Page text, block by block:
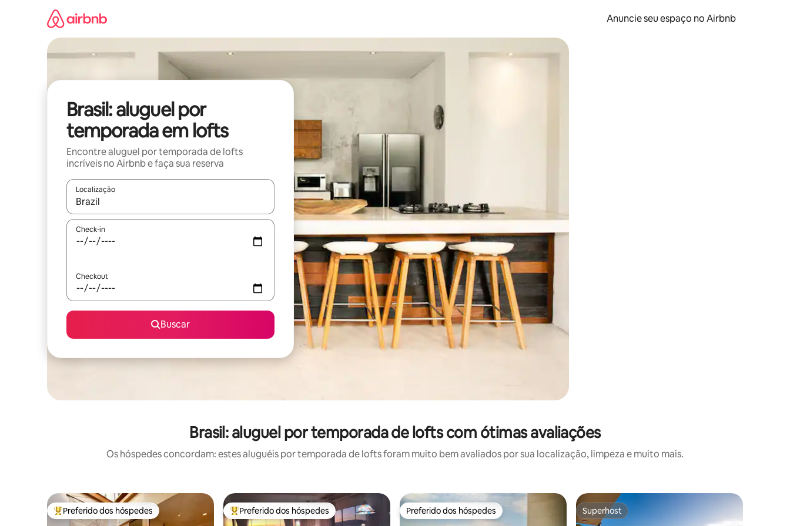
Anuncie seu espaço no Airbnb
Brasil: aluguel por
temporada em lofts
Encontre aluguel por temporada de lofts
incríveis no Airbnb e faça sua reserva
Localização
Quando os resultados estiverem disponíveis, explore-os usando as seta para cima e para baixo do teclado ou tocando e deslizando o dedo na tela.
Check-in
Checkout
Buscar
Brasil: aluguel por temporada de lofts com ótimas avaliações
Os hóspedes concordam: estes aluguéis por temporada de lofts foram muito bem avaliados por sua localização, limpeza e muito mais.
Entre os melhores preferidos dos hóspedes
Preferido dos hóspedes Entre os melhores preferidos dos hóspedes
Preferido dos hóspedes Preferido dos hóspedes
Preferido dos hóspedes Superhost
Superhost